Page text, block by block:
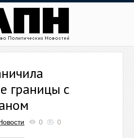
границы с
0 0